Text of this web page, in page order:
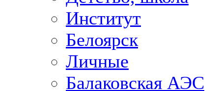
Институт
Белоярск
Личные
Балаковская АЭС